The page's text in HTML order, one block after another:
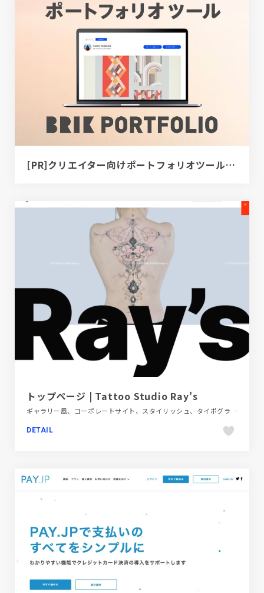
[PR]クリエイター向けポートフォリオツール｜BRIK PORTFOLIO
トップページ | Tattoo Studio Ray's
ギャラリー風、コーポレートサイト、スタイリッシュ、タイポグラフィー、ファッション・ビューティー、ホワイト系
DETAIL